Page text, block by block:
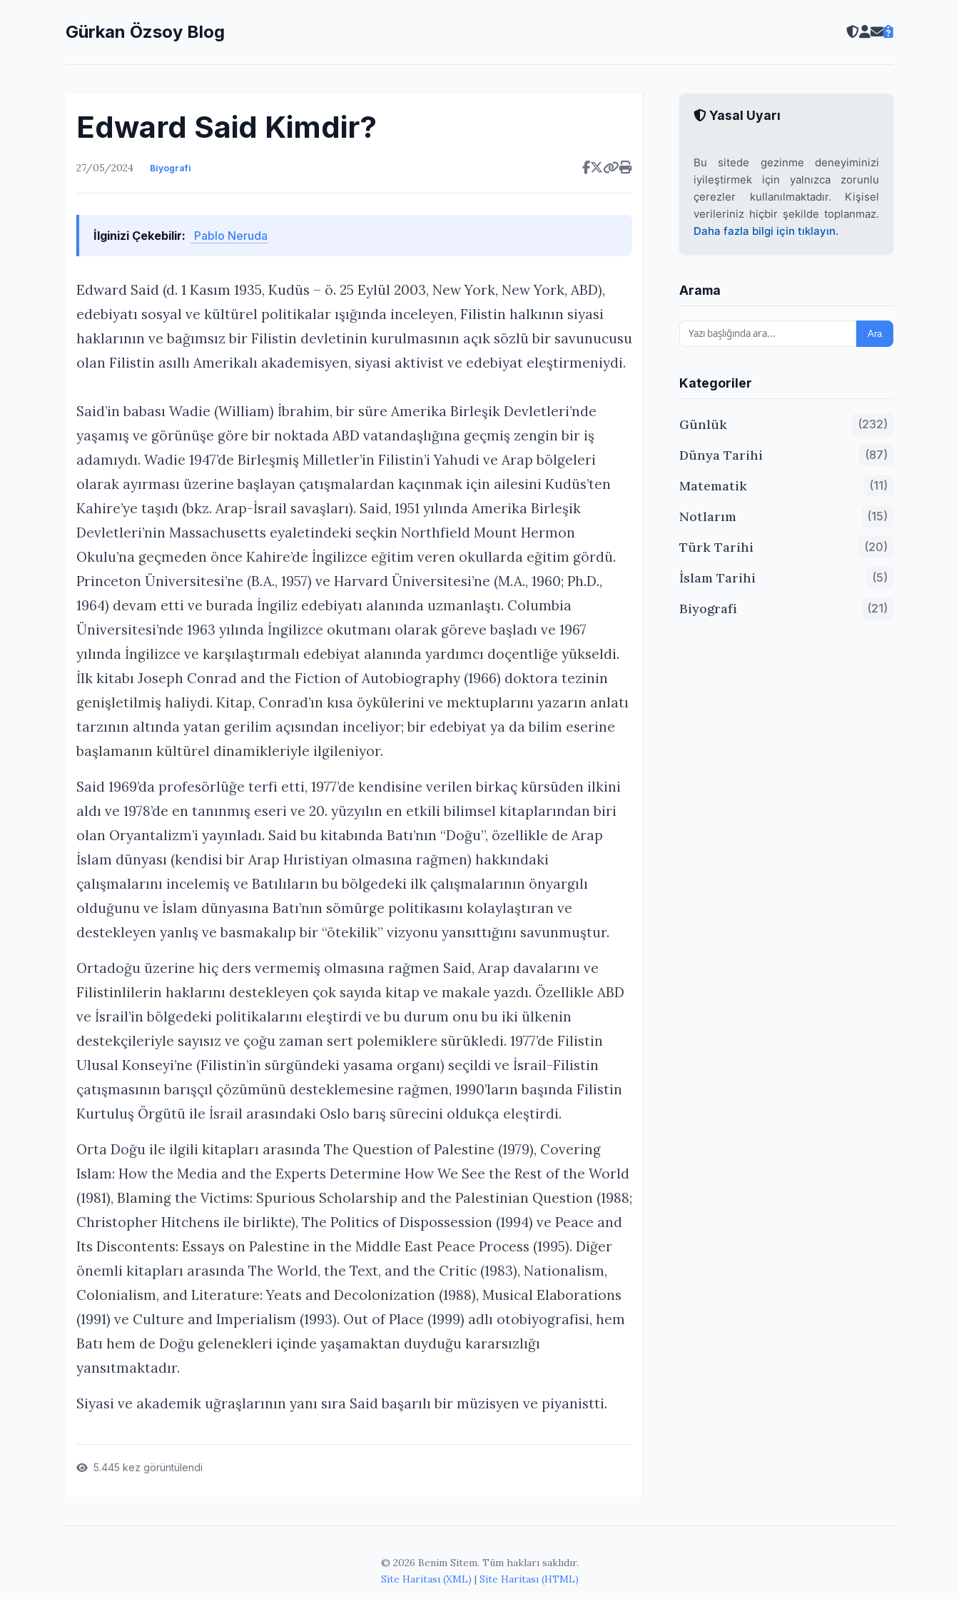
Gürkan Özsoy Blog
Edward Said Kimdir?
27/05/2024 Biyografi
İlginizi Çekebilir: Pablo Neruda
Edward Said (d. 1 Kasım 1935, Kudüs – ö. 25 Eylül 2003, New York, New York, ABD),
edebiyatı sosyal ve kültürel politikalar ışığında inceleyen, Filistin halkının siyasi
haklarının ve bağımsız bir Filistin devletinin kurulmasının açık sözlü bir savunucusu
olan Filistin asıllı Amerikalı akademisyen, siyasi aktivist ve edebiyat eleştirmeniydi.
Said’in babası Wadie (William) İbrahim, bir süre Amerika Birleşik Devletleri’nde
yaşamış ve görünüşe göre bir noktada ABD vatandaşlığına geçmiş zengin bir iş
adamıydı. Wadie 1947’de Birleşmiş Milletler’in Filistin’i Yahudi ve Arap bölgeleri
olarak ayırması üzerine başlayan çatışmalardan kaçınmak için ailesini Kudüs’ten
Kahire’ye taşıdı (bkz. Arap-İsrail savaşları). Said, 1951 yılında Amerika Birleşik
Devletleri’nin Massachusetts eyaletindeki seçkin Northfield Mount Hermon
Okulu’na geçmeden önce Kahire’de İngilizce eğitim veren okullarda eğitim gördü.
Princeton Üniversitesi’ne (B.A., 1957) ve Harvard Üniversitesi’ne (M.A., 1960; Ph.D.,
1964) devam etti ve burada İngiliz edebiyatı alanında uzmanlaştı. Columbia
Üniversitesi’nde 1963 yılında İngilizce okutmanı olarak göreve başladı ve 1967
yılında İngilizce ve karşılaştırmalı edebiyat alanında yardımcı doçentliğe yükseldi.
İlk kitabı Joseph Conrad and the Fiction of Autobiography (1966) doktora tezinin
genişletilmiş haliydi. Kitap, Conrad’ın kısa öykülerini ve mektuplarını yazarın anlatı
tarzının altında yatan gerilim açısından inceliyor; bir edebiyat ya da bilim eserine
başlamanın kültürel dinamikleriyle ilgileniyor.
Said 1969’da profesörlüğe terfi etti, 1977’de kendisine verilen birkaç kürsüden ilkini
aldı ve 1978’de en tanınmış eseri ve 20. yüzyılın en etkili bilimsel kitaplarından biri
olan Oryantalizm’i yayınladı. Said bu kitabında Batı’nın “Doğu”, özellikle de Arap
İslam dünyası (kendisi bir Arap Hıristiyan olmasına rağmen) hakkındaki
çalışmalarını incelemiş ve Batılıların bu bölgedeki ilk çalışmalarının önyargılı
olduğunu ve İslam dünyasına Batı’nın sömürge politikasını kolaylaştıran ve
destekleyen yanlış ve basmakalıp bir “ötekilik” vizyonu yansıttığını savunmuştur.
Ortadoğu üzerine hiç ders vermemiş olmasına rağmen Said, Arap davalarını ve
Filistinlilerin haklarını destekleyen çok sayıda kitap ve makale yazdı. Özellikle ABD
ve İsrail’in bölgedeki politikalarını eleştirdi ve bu durum onu bu iki ülkenin
destekçileriyle sayısız ve çoğu zaman sert polemiklere sürükledi. 1977’de Filistin
Ulusal Konseyi’ne (Filistin’in sürgündeki yasama organı) seçildi ve İsrail-Filistin
çatışmasının barışçıl çözümünü desteklemesine rağmen, 1990’ların başında Filistin
Kurtuluş Örgütü ile İsrail arasındaki Oslo barış sürecini oldukça eleştirdi.
Orta Doğu ile ilgili kitapları arasında The Question of Palestine (1979), Covering
Islam: How the Media and the Experts Determine How We See the Rest of the World
(1981), Blaming the Victims: Spurious Scholarship and the Palestinian Question (1988;
Christopher Hitchens ile birlikte), The Politics of Dispossession (1994) ve Peace and
Its Discontents: Essays on Palestine in the Middle East Peace Process (1995). Diğer
önemli kitapları arasında The World, the Text, and the Critic (1983), Nationalism,
Colonialism, and Literature: Yeats and Decolonization (1988), Musical Elaborations
(1991) ve Culture and Imperialism (1993). Out of Place (1999) adlı otobiyografisi, hem
Batı hem de Doğu gelenekleri içinde yaşamaktan duyduğu kararsızlığı
yansıtmaktadır.
Siyasi ve akademik uğraşlarının yanı sıra Said başarılı bir müzisyen ve piyanistti.
5.445 kez görüntülendi
Yasal Uyarı
Bu sitede gezinme deneyiminizi
iyileştirmek için yalnızca zorunlu
çerezler kullanılmaktadır. Kişisel
verileriniz hiçbir şekilde toplanmaz.
Daha fazla bilgi için tıklayın.
Arama
Ara
Kategoriler
Günlük (232)
Dünya Tarihi (87)
Matematik (11)
Notlarım (15)
Türk Tarihi (20)
İslam Tarihi (5)
Biyografi (21)
© 2026 Benim Sitem. Tüm hakları saklıdır.
Site Haritası (XML) | Site Haritası (HTML)